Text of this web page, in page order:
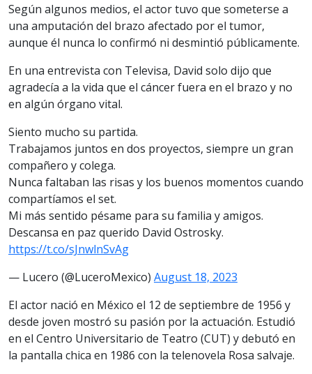
Según algunos medios, el actor tuvo que someterse a
una amputación del brazo afectado por el tumor,
aunque él nunca lo confirmó ni desmintió públicamente.
En una entrevista con Televisa, David solo dijo que
agradecía a la vida que el cáncer fuera en el brazo y no
en algún órgano vital.
Siento mucho su partida.
Trabajamos juntos en dos proyectos, siempre un gran
compañero y colega.
Nunca faltaban las risas y los buenos momentos cuando
compartíamos el set.
Mi más sentido pésame para su familia y amigos.
Descansa en paz querido David Ostrosky.
https://t.co/sJnwlnSvAg
— Lucero (@LuceroMexico) August 18, 2023
El actor nació en México el 12 de septiembre de 1956 y
desde joven mostró su pasión por la actuación. Estudió
en el Centro Universitario de Teatro (CUT) y debutó en
la pantalla chica en 1986 con la telenovela Rosa salvaje.